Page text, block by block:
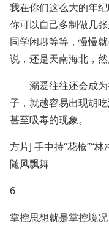
我在你们这么大的年
你可以自己多制做几
同学闲聊等等，慢慢
说，还是天南海北，
溺爱往往还会成为
子，就越容易出现胡
甚至吸毒的现象。
方片J 手中持“花枪”“
随风飘舞
6
掌控思想就是掌控境况